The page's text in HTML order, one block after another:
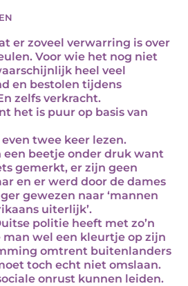
er zoveel verwarring is over
Voor wie het nog niet
heel veel
en bestolen tijdens
zelfs verkracht.
het is puur op basis van
even twee keer lezen.
een beetje onder druk want
gemerkt, er zijn geen
en er werd door de dames
gewezen naar ‘mannen
uiterlijk’.
politie heeft met zo’n
wel een kleurtje op zijn
omtrent buitenlanders
toch echt niet omslaan.
onrust kunnen leiden.